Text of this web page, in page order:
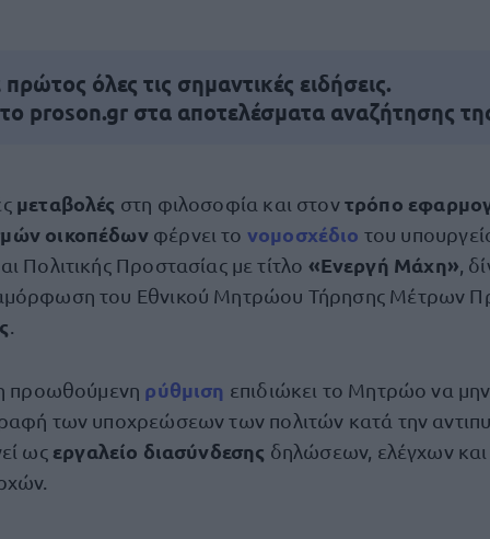
όλες τις σημαντικές ειδήσεις.
proson.gr στα αποτελέσματα αναζήτησης
μεταβολές στη φιλοσοφία και στοντρόπο
οικοπέδωνφέρνει το νομοσχέδιο του
Πολιτικής Προστασίας με τίτλο «Ενεργή Μάχη» ,
του Εθνικού Μητρώου Τήρησης Μέτρων
προωθούμενη ρύθμιση επιδιώκει το Μητρώο να μην
των υποχρεώσεων των πολιτών κατά την
ως εργαλείο διασύνδεσης δηλώσεων, ελέγχων